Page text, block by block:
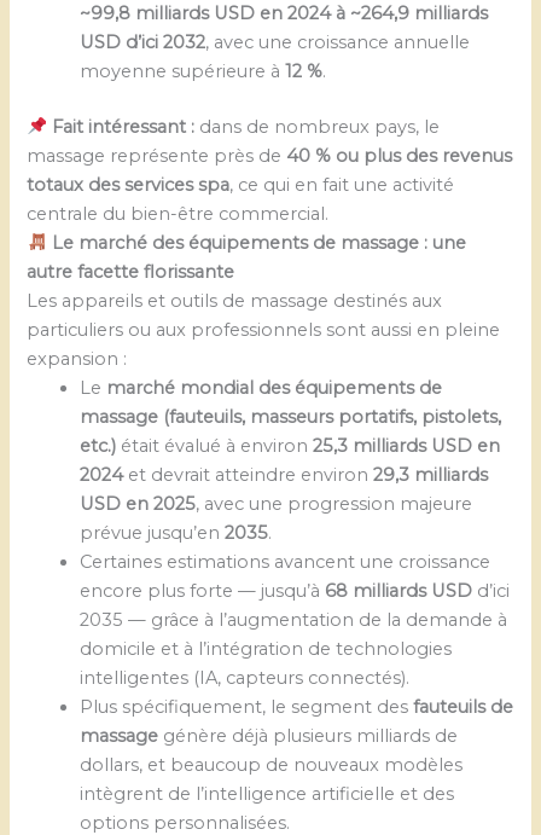
~99,8 milliards USD en 2024 à ~264,9 milliards
USD d’ici 2032, avec une croissance annuelle
moyenne supérieure à12 %.
Fait intéressant : dans de nombreux pays, le
massage représente près de 40 % ou plus des revenus
totaux des services spa, ce qui en fait une activité
centrale du bien-être commercial.
Le marché des équipements de massage : une
autre facette florissante
Les appareils et outils de massage destinés aux
particuliers ou aux professionnels sont aussi en pleine
expansion :
Le marché mondial des équipements de
massage (fauteuils, masseurs portatifs, pistolets,
etc.) était évalué à environ25,3 milliards USD en
2024et devrait atteindre environ29,3 milliards
USD en 2025, avec une progression majeure
prévue jusqu’en2035.
Certaines estimations avancent une croissance
encore plus forte — jusqu’à 68 milliards USD d’ici
2035 — grâce à l’augmentation de la demande à
domicile et à l’intégration de technologies
intelligentes (IA, capteurs connectés).
Plus spécifiquement, le segment desfauteuils de
massage génère déjà plusieurs milliards de
dollars, et beaucoup de nouveaux modèles
intègrent de l’intelligence artificielle et des
options personnalisées.